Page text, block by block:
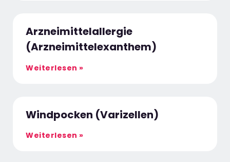
Arzneimittelallergie
(Arzneimittelexanthem)
Weiterlesen »
Windpocken (Varizellen)
Weiterlesen »